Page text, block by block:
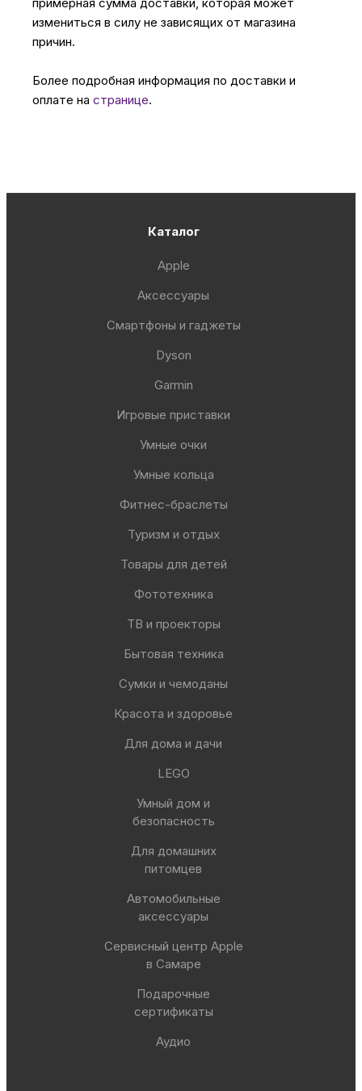
измениться в силу не зависящих от магазина
причин.
Более подробная информация по доставки и
оплате на странице.
Каталог
Apple
Аксессуары
Смартфоны и гаджеты
Dyson
Garmin
Игровые приставки
Умные очки
Умные кольца
Фитнес-браслеты
Туризм и отдых
Товары для детей
Фототехника
ТВ и проекторы
Бытовая техника
Сумки и чемоданы
Красота и здоровье
Для дома и дачи
LEGO
Умный дом и
безопасность
Для домашних
питомцев
Автомобильные
аксессуары
Сервисный центр Apple
в Самаре
Подарочные
сертификаты
Аудио